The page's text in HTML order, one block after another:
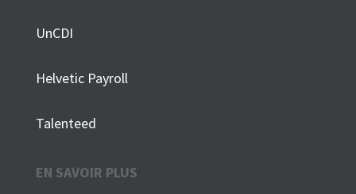
UnCDI
Helvetic Payroll
Talenteed
EN SAVOIR PLUS